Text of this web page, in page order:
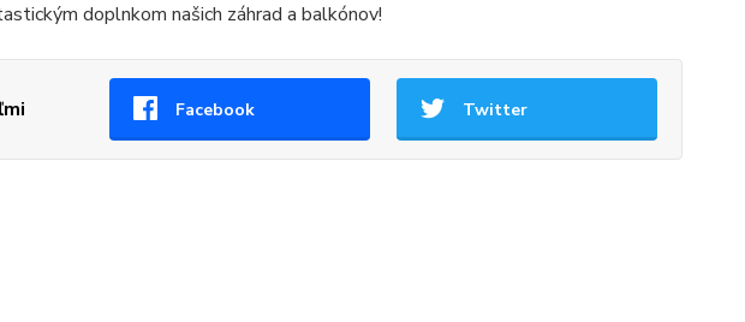
doplnkom našich záhrad a balkónov!
Facebook Twitter